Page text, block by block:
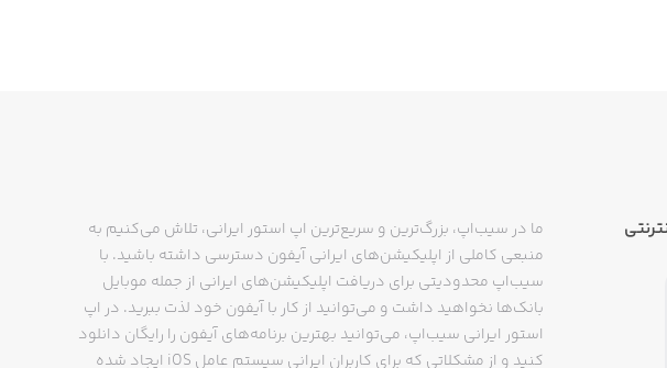
و سفارش‌گذاری هدفمند داشته باشند.
ما در سیب‌اپ، بزرگ‌ترین و سریع‌ترین اپ استور ایرانی، تلاش می‌کنیم به
منبعی کاملی از اپلیکیشن‌های ایرانی آیفون دسترسی داشته باشید. با
سیب‌اپ محدودیتی برای دریافت اپلیکیشن‌های ایرانی از جمله موبایل
بانک‌ها نخواهید داشت و می‌توانید از کار با آیفون خود لذت ببرید. در اپ
استور ایرانی سیب‌اپ، می‌توانید بهترین برنامه‌های آیفون را رایگان دانلود
کنید و از مشکلاتی که برای کاربران ایرانی سیستم عامل iOS ایجاد شده